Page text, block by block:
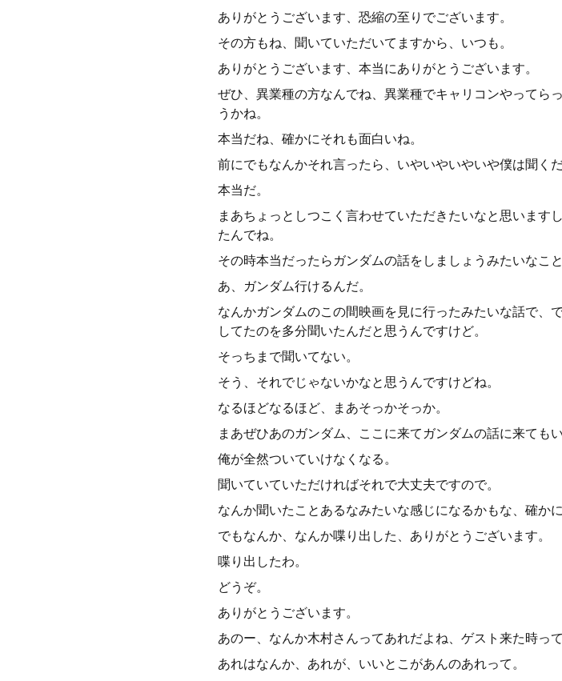
ありがとうございます、恐縮の至りでございます。
その方もね、聞いていただいてますから、いつも。
ありがとうございます、本当にありがとうございます。
ぜひ、異業種の方なんでね、異業種でキャリコンやってら
うかね。
本当だね、確かにそれも面白いね。
前にでもなんかそれ言ったら、いやいやいやいや僕は聞く
本当だ。
まあちょっとしつこく言わせていただきたいなと思います
たんでね。
その時本当だったらガンダムの話をしましょうみたいなこ
あ、ガンダム行けるんだ。
なんかガンダムのこの間映画を見に行ったみたいな話で、
してたのを多分聞いたんだと思うんですけど。
そっちまで聞いてない。
そう、それでじゃないかなと思うんですけどね。
なるほどなるほど、まあそっかそっか。
まあぜひあのガンダム、ここに来てガンダムの話に来ても
俺が全然ついていけなくなる。
聞いていていただければそれで大丈夫ですので。
なんか聞いたことあるなみたいな感じになるかもな、確かに
でもなんか、なんか喋り出した、ありがとうございます。
喋り出したわ。
どうぞ。
ありがとうございます。
あのー、なんか木村さんってあれだよね、ゲスト来た時っ
あれはなんか、あれが、いいとこがあんのあれって。